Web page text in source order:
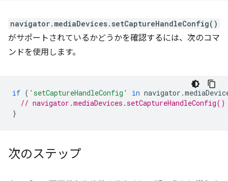
navigator.mediaDevices.setCaptureHandleConfig()
がサポートされているかどうかを確認するには、次のコマ
ンドを使用します。
if ( 'setCaptureHandleConfig' in navigator .
//
}
次のステップ